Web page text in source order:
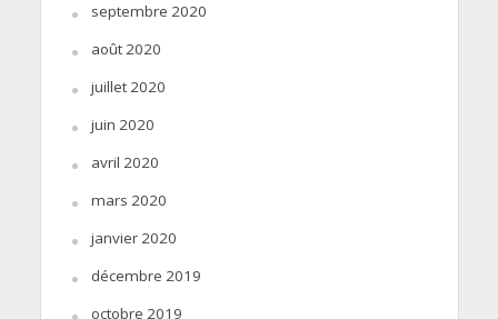
septembre 2020
août 2020
juillet 2020
juin 2020
avril 2020
mars 2020
janvier 2020
décembre 2019
octobre 2019